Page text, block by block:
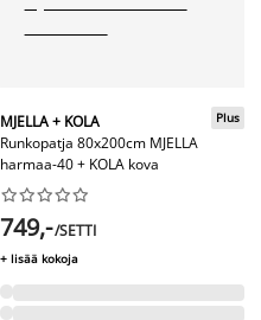
MJELLA + KOLA
Runkopatja 80x200cm MJELLA
harmaa-40 + KOLA kova
Plus






749,-/SETTI
+ lisää kokoja